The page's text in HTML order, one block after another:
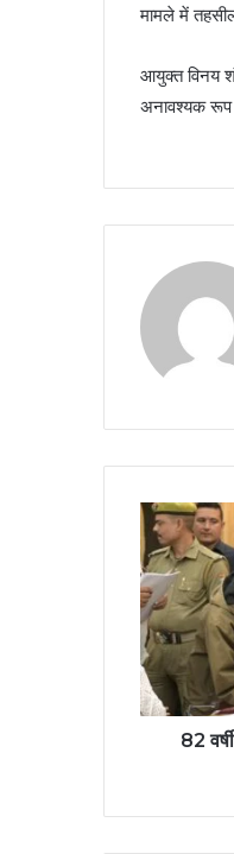
मामले में
आयुक्त विनय
अनावश्यक
82